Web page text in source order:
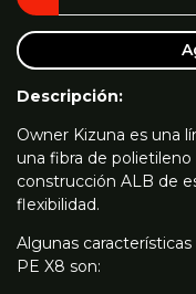
Descripción:
Owner Kizuna es una
una fibra de
construcción ALB de
flexibilidad.
Algunas
PE X8 son: